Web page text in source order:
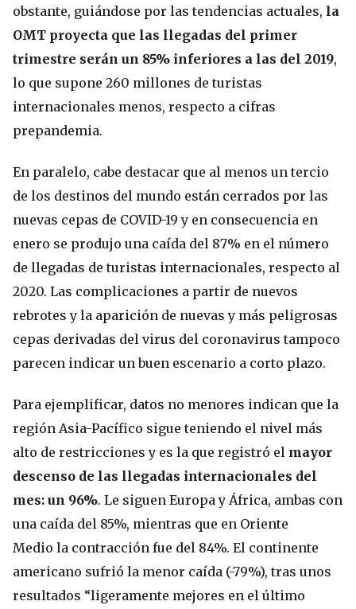
obstante, guiándose por las tendencias actuales, la
OMT proyecta que las llegadas del primer
trimestre serán un 85% inferiores a las del 2019,
lo que supone 260 millones de turistas
internacionales menos, respecto a cifras
prepandemia.
En paralelo, cabe destacar que al menos un tercio
de los destinos del mundo están cerrados por las
nuevas cepas de COVID-19 y en consecuencia en
enero se produjo una caída del 87% en el número
de llegadas de turistas internacionales, respecto al
2020. Las complicaciones a partir de nuevos
rebrotes y la aparición de nuevas y más peligrosas
cepas derivadas del virus del coronavirus tampoco
parecen indicar un buen escenario a corto plazo.
Para ejemplificar, datos no menores indican que la
región Asia-Pacífico sigue teniendo el nivel más
alto de restricciones y es la que registró el mayor
descenso de las llegadas internacionales del
mes: un 96%. Le siguen Europa y África, ambas con
una caída del 85%, mientras que en Oriente
Medio la contracción fue del 84%. El continente
americano sufrió la menor caída (-79%), tras unos
resultados “ligeramente mejores en el último